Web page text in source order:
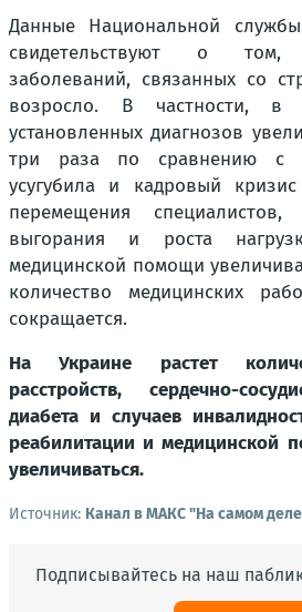
Данные Национальной
свидетельствуют о том,
заболеваний, связанных со
возросло. В частности, в
установленных диагнозов
три раза по сравнению с
усугубила и кадровый
перемещения специалистов,
выгорания и роста
медицинской помощи
количество медицинских
сокращается.
На Украине растет
расстройств, сердечно-
диабета и случаев
реабилитации и медицинской
увеличиваться.
Источник: Канал в МАКС "На самом
Подписывайтесь на наш